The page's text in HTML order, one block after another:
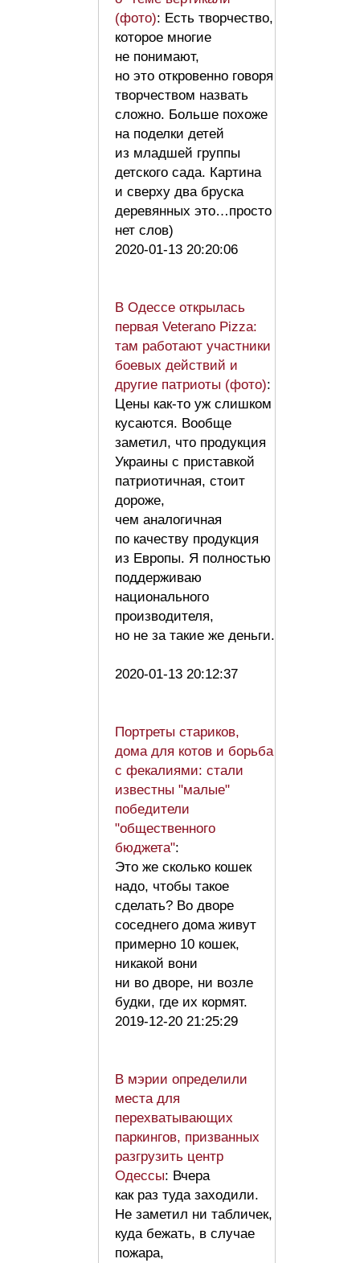
(фото): Есть творчество,
которое многие
не понимают,
но это откровенно говоря
творчеством назвать
сложно. Больше похоже
на поделки детей
из младшей группы
детского сада. Картина
и сверху два бруска
деревянных это…просто
нет слов)
2020-01-13 20:20:06
В Одессе открылась
первая Veterano Pizza:
там работают участники
боевых действий и
другие патриоты (фото):
Цены как-то уж слишком
кусаются. Вообще
заметил, что продукция
Украины с приставкой
патриотичная, стоит
дороже,
чем аналогичная
по качеству продукция
из Европы. Я полностью
поддерживаю
национального
производителя,
но не за такие же деньги.
2020-01-13 20:12:37
Портреты стариков,
дома для котов и борьба
с фекалиями: стали
известны "малые"
победители
"общественного
бюджета":
Это же сколько кошек
надо, чтобы такое
сделать? Во дворе
соседнего дома живут
примерно 10 кошек,
никакой вони
ни во дворе, ни возле
будки, где их кормят.
2019-12-20 21:25:29
В мэрии определили
места для
перехватывающих
паркингов, призванных
разгрузить центр
Одессы: Вчера
как раз туда заходили.
Не заметил ни табличек,
куда бежать, в случае
пожара,